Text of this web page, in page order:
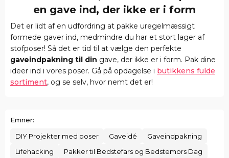
en gave ind, der ikke er i form
Det er lidt af en udfordring at pakke uregelmæssigt
formede gaver ind, medmindre du har et stort lager af
stofposer! Så det er tid til at vælge den perfekte
gaveindpakning til din gave, der ikke er i form. Pak dine
ideer ind i vores poser. Gå på opdagelse i butikkens fulde
sortiment, og se selv, hvor nemt det er!
Emner:
DIY Projekter med poser Gaveidé
Gaveindpakning
Lifehacking
Pakker til Bedstefars og Bedstemors Dag